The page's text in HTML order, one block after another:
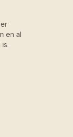
en al